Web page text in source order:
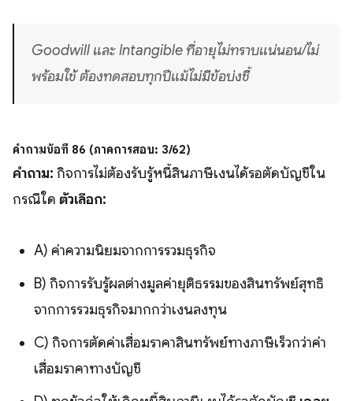
Goodwill และ Intangible ที่อายุไม่ทราบแน่นอน/ไม่
พร้อมใช้ ต้องทดสอบทุกปีแม้ไม่มีข้อบ่งชี้
คำถามข้อที่ 86 (ภาคการสอบ: 3/62)
คำถาม: กิจการไม่ต้องรับรู้หนี้สินภาษีเงินได้รอตัดบัญชีใน
กรณีใด ตัวเลือก:
A) ค่าความนิยมจากการรวมธุรกิจ
B) กิจการรับรู้ผลต่างมูลค่ายุติธรรมของสินทรัพย์สุทธิ
จากการรวมธุรกิจมากกว่าเงินลงทุน
C) กิจการตัดค่าเสื่อมราคาสินทรัพย์ทางภาษีเร็วกว่าค่า
เสื่อมราคาทางบัญชี